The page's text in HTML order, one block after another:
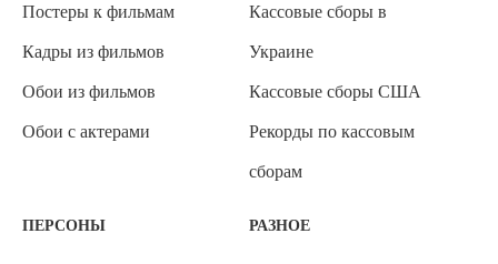
Постеры к фильмам
Кадры из фильмов
Обои из фильмов
Обои с актерами
Кассовые сборы в
Украине
Кассовые сборы США
Рекорды по кассовым
сборам
ПЕРСОНЫ РАЗНОЕ